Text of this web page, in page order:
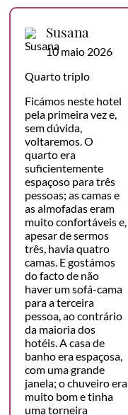
Susana
10 maio 2026
Quarto triplo
Ficámos neste hotel
pela primeira vez e,
sem dúvida,
voltaremos. O
quarto era
suficientemente
espaçoso para três
pessoas; as camas e
as almofadas eram
muito confortáveis e,
apesar de sermos
três, havia quatro
camas. E gostámos
do facto de não
haver um sofá-cama
para a terceira
pessoa, ao contrário
da maioria dos
hotéis. A casa de
banho era espaçosa,
com uma grande
janela; o chuveiro era
muito bom e tinha
uma torneira